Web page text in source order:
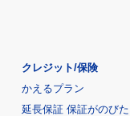
クレジット/保険
かえるプラン
延長保証 保証がのびた